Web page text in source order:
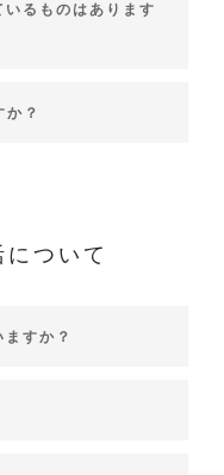
るものはあります
？
ついて
すか？